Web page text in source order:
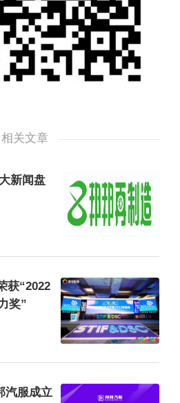
司领导便始终叮嘱我留意
工作，所以当晚12点在接
在路上网络等情况会受到
已是凌晨2点多，25日一
一天时间跑完所负责区域
相关文章
新闻盘
获“2022
奖”
汽服成立